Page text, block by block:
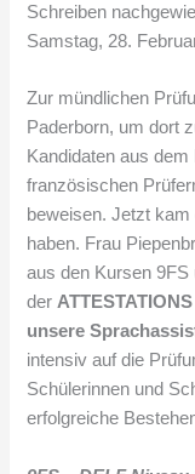
Schreiben
Samstag, 28.
Zur mündlichen
Paderborn, um dort
Kandidaten aus
französischen
beweisen. Jetzt
haben. Frau
aus den Kursen 9FS
der
unsere
intensiv auf die
Schülerinnen und
erfolgreiche